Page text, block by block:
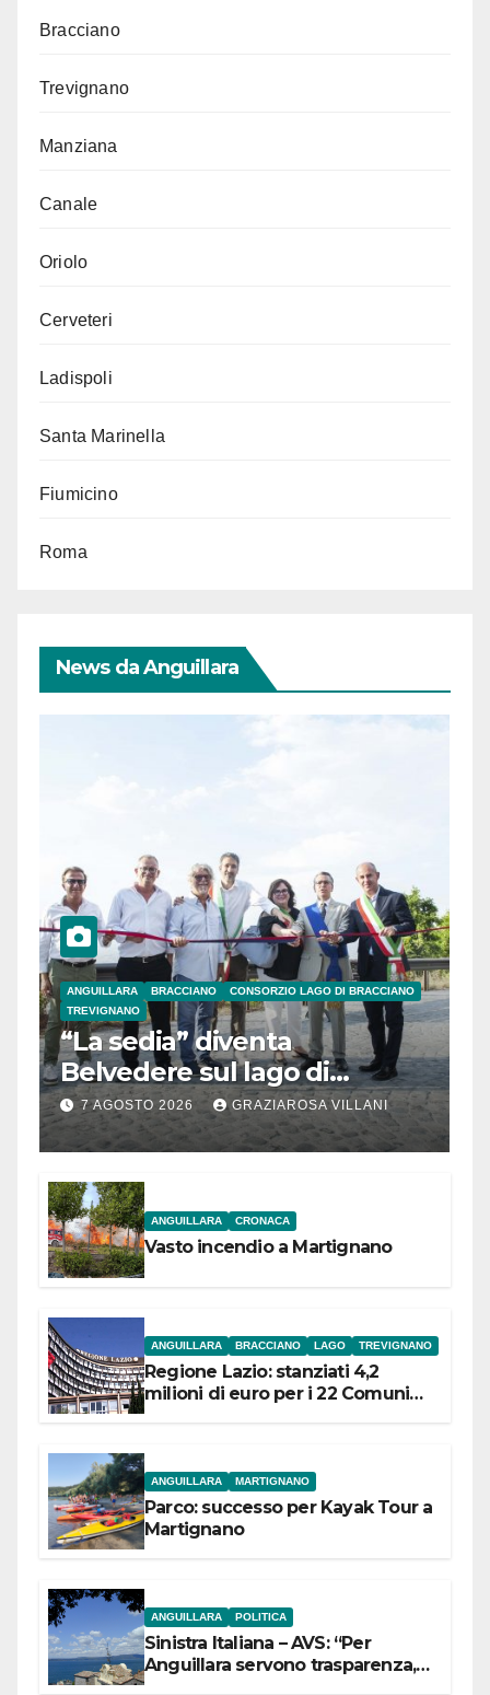
Bracciano
Trevignano
Manziana
Canale
Oriolo
Cerveteri
Ladispoli
Santa Marinella
Fiumicino
Roma
News da Anguillara
ANGUILLARA BRACCIANO
CONSORZIO LAGO DI BRACCIANO
TREVIGNANO
“La sedia” diventa
Belvedere sul lago di
Bracciano: ieri
l’inaugurazione
7 AGOSTO 2026 GRAZIAROSA VILLANI
ANGUILLARA CRONACA
Vasto incendio a Martignano
ANGUILLARA BRACCIANO LAGO TREVIGNANO
Regione Lazio: stanziati 4,2
milioni di euro per i 22 Comuni
ANGUILLARA MARTIGNANO
Parco: successo per Kayak Tour a
Martignano
ANGUILLARA POLITICA
Sinistra Italiana – AVS: “Per
Anguillara servono trasparenza,